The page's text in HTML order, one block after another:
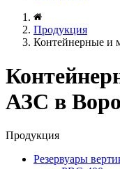
Продукция
Контейнерные и
АЗС в
Продукция
Резервуары